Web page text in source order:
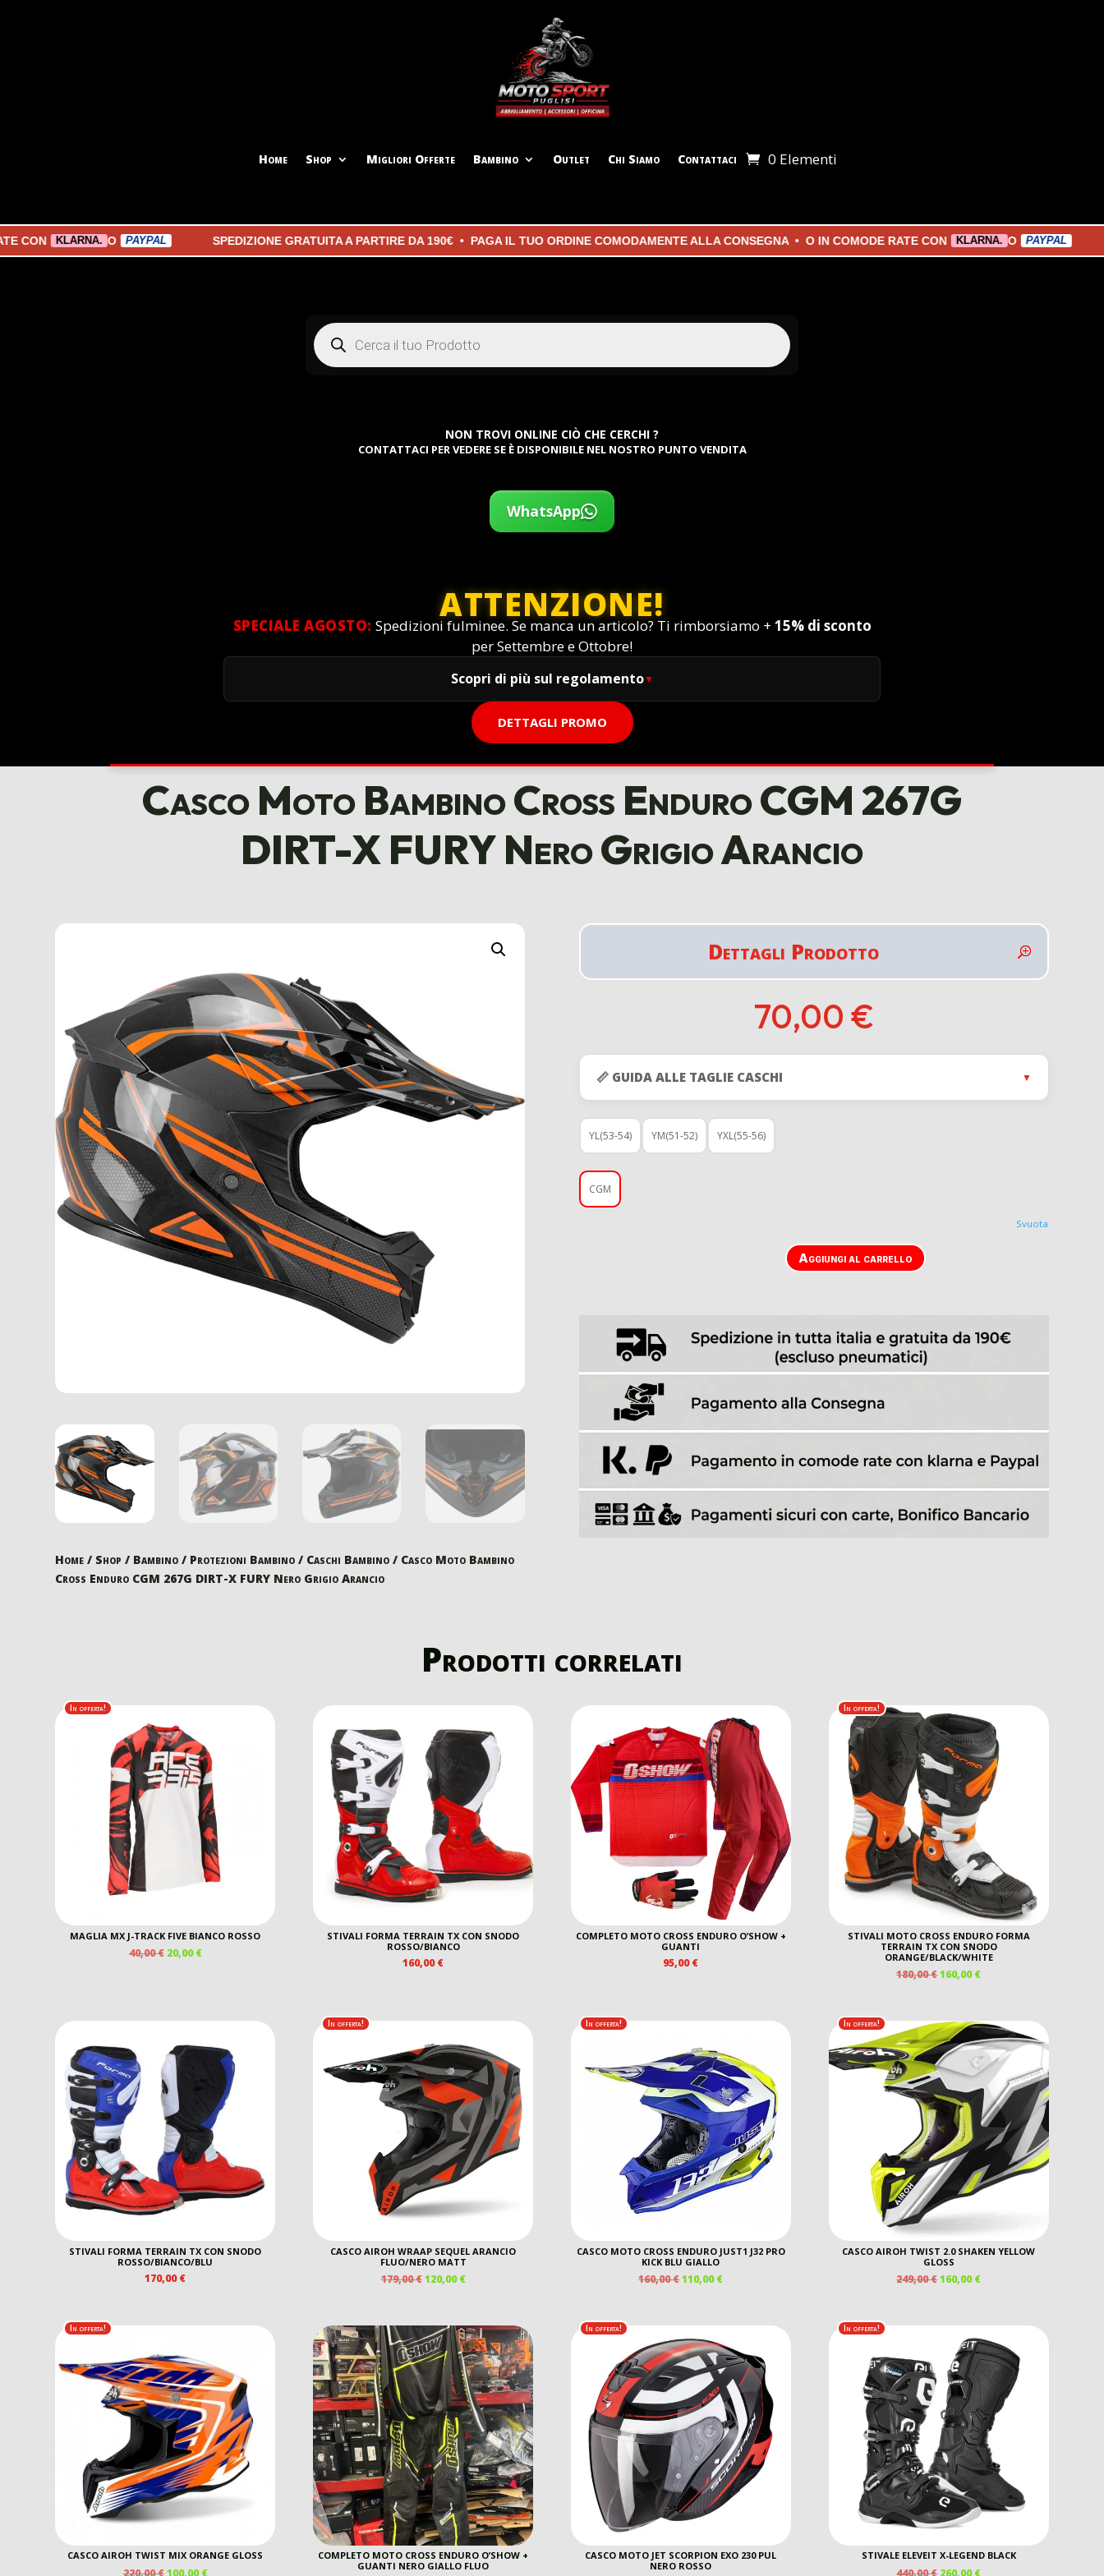
Home Shop Migliori Offerte Bambino Outlet Chi Siamo Contattaci 0 Elementi
KLARNA. O PAYPAL SPEDIZIONE GRATUITA A PARTIRE DA 190€ • PAGA IL TUO ORDINE COMODAMENTE ALLA CONSEGNA • O IN COMODE RATE CON KLARNA. O PAYPAL
Products
search
NON TROVI ONLINE CIÒ CHE CERCHI ?
CONTATTACI PER VEDERE SE È DISPONIBILE NEL NOSTRO PUNTO VENDITA
WhatsApp
ATTENZIONE!
SPECIALE AGOSTO: Spedizioni fulminee. Se manca un articolo? Ti rimborsiamo + 15% di sconto
per Settembre e Ottobre!
Scopri di più sul regolamento
DETTAGLI PROMO
Casco Moto Bambino Cross Enduro CGM 267G
DIRT-X FURY Nero Grigio Arancio
Home / Shop / Bambino / Protezioni Bambino / Caschi Bambino / Casco Moto Bambino
Cross Enduro CGM 267G DIRT-X FURY Nero Grigio Arancio
Dettagli Prodotto
70,00€
📏 GUIDA ALLE TAGLIE CASCHI ▼
YL(53-54) YM(51-52) YXL(55-56)
CGM
Svuota
Aggiungi al carrello
Prodotti correlati
In offerta!
MAGLIA MX J-TRACK FIVE BIANCO ROSSO
40,00€ IL
20,00€IL
STIVALI FORMA TERRAIN TX CON SNODO
ROSSO/BIANCO
160,00€
COMPLETO MOTO CROSS ENDURO O’SHOW +
GUANTI
95,00€
In offerta!
STIVALI MOTO CROSS ENDURO FORMA
TERRAIN TX CON SNODO
ORANGE/BLACK/WHITE
180,00€IL
180,00 €.
160,00€IL
160,00 €.
STIVALI FORMA TERRAIN TX CON SNODO
ROSSO/BIANCO/BLU
170,00€
In offerta!
CASCO AIROH WRAAP SEQUEL ARANCIO
FLUO/NERO MATT
179,00€ IL
179,00 €.
120,00€IL
120,00 €.
In offerta!
CASCO MOTO CROSS ENDURO JUST1 J32 PRO
KICK BLU GIALLO
160,00€IL
160,00 €.
110,00€IL
In offerta!
CASCO AIROH TWIST 2.0 SHAKEN YELLOW
GLOSS
249,00€IL
249,00 €.
160,00€IL
160,00 €.
In offerta!
CASCO AIROH TWIST MIX ORANGE GLOSS
220,00€IL
100,00€IL
COMPLETO MOTO CROSS ENDURO O’SHOW +
GUANTI NERO GIALLO FLUO
In offerta!
CASCO MOTO JET SCORPION EXO 230 PUL
NERO ROSSO
In offerta!
STIVALE ELEVEIT X-LEGEND BLACK
440,00€ IL
260,00€IL